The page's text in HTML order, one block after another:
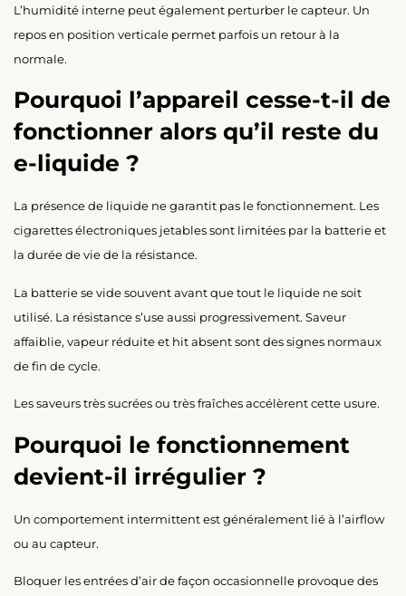
L’humidité interne peut également perturber le capteur. Un
repos en position verticale permet parfois un retour à la
normale.
Pourquoi l’appareil cesse-t-il de
fonctionner alors qu’il reste du
e-liquide ?
La présence de liquide ne garantit pas le fonctionnement. Les
cigarettes électroniques jetables sont limitées par la batterie et
la durée de vie de la résistance.
La batterie se vide souvent avant que tout le liquide ne soit
utilisé. La résistance s’use aussi progressivement. Saveur
affaiblie, vapeur réduite et hit absent sont des signes normaux
de fin de cycle.
Les saveurs très sucrées ou très fraîches accélèrent cette usure.
Pourquoi le fonctionnement
devient-il irrégulier ?
Un comportement intermittent est généralement lié à l’airflow
ou au capteur.
Bloquer les entrées d’air de façon occasionnelle provoque des